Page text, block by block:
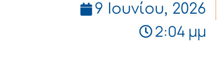
9 Ιουνίου, 2026
2:04 μμ